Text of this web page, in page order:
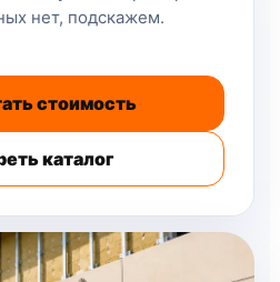
нет, подскажем.
стоимость
каталог